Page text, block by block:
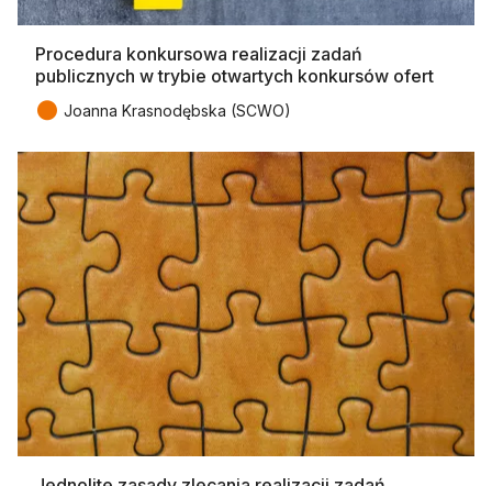
Procedura konkursowa realizacji zadań
publicznych w trybie otwartych konkursów ofert
● Joanna Krasnodębska (SCWO)